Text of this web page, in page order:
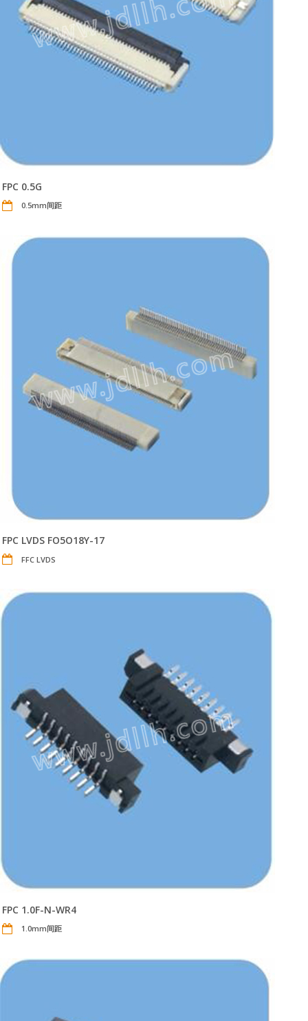
FPC 0.5G
0.5mm间距
FPC LVDS FO5O18Y-17
FFC LVDS
FPC 1.0F-N-WR4
1.0mm间距